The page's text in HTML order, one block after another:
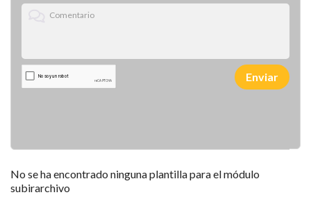
Enviar
No se ha encontrado ninguna plantilla para el módulo
subirarchivo